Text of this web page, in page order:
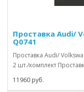
Проставка Audi/
Q0741
Проставка Audi/
2 шт./комплект
11960 руб.